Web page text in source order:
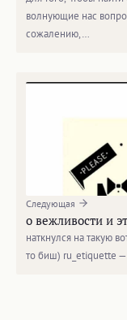
волнующие нас
сожалению,…
Следующая
о вежливости и
наткнулся на такую
то биш) ru_etiquette